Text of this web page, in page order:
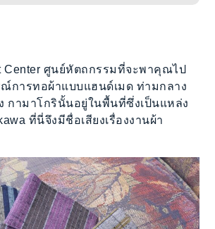
Center ศูนย์หัตถกรรมที่จะพาคุณไป
การทอผ้าแบบแฮนด์เมด ท่ามกลาง
กามาโกรินั้นอยู่ในพื้นที่ซึ่งเป็นแหล่ง
ที่นี่จึงมีชื่อเสียงเรื่องงานผ้า